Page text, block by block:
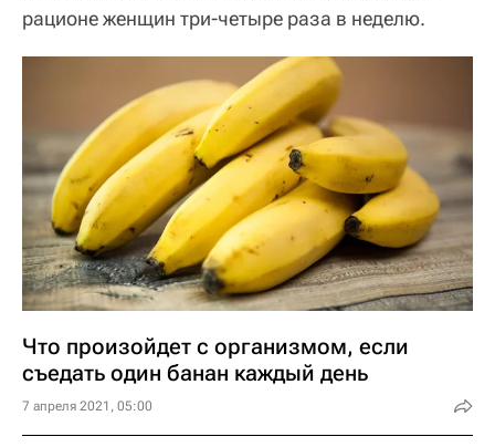
рационе женщин три-четыре раза в неделю.
Что произойдет с организмом, если
съедать один банан каждый день
7 апреля 2021, 05:00